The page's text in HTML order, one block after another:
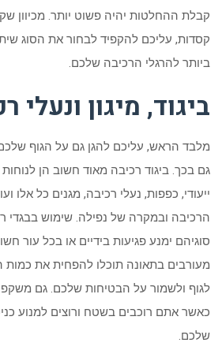
קבלת ההחלטות יהיה פשוט יותר. מכיוון
קסדות, עליכם להקפיד לבחור את הסוג
ביותר להרגלי הרכיבה שלכם.
ביגוד, מיגון ונעלי
מלבד הראש, עליכם להגן גם על הגוף שלכם
גם בכך. ביגוד רכיבה מאוד חשוב הן לנוחות
ייעודי, כפפות, נעלי רכיבה, מגנים כל אלו
הרכיבה ובמקרה של נפילה. שימוש בבגדי
סוגיהם ימנע פגיעות בידיים או בכל עור
מעורבים בתאונה תוכלו להפחית את כמות
לגוף ולשמור על הבטיחות שלכם. גם
כאשר אתם רוכבים בשטח ורוצים למנוע
שלכם.